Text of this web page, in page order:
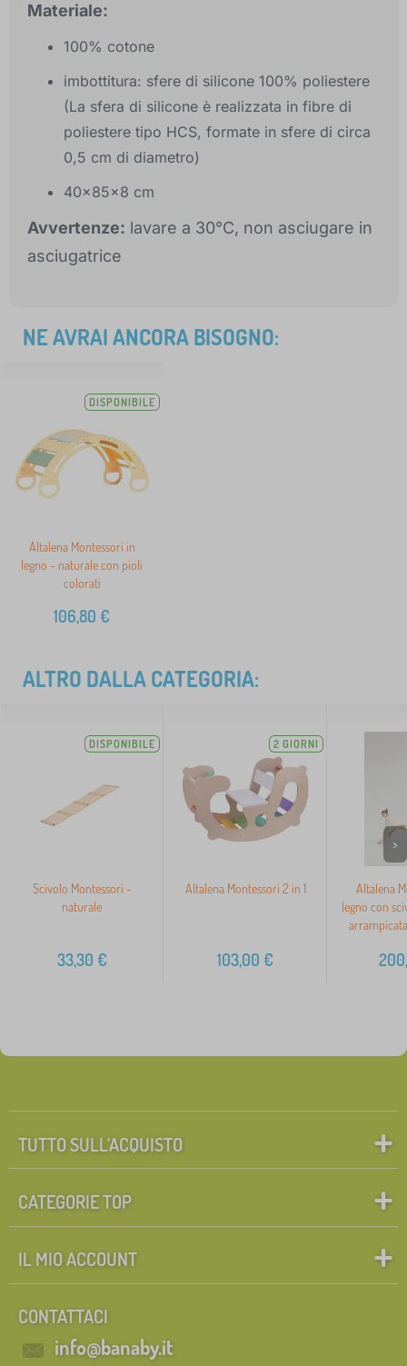
Materiale:
100% cotone
imbottitura: sfere di silicone 100% poliestere
(La sfera di silicone è realizzata in fibre di
poliestere tipo HCS, formate in sfere di circa
0,5 cm di diametro)
40x85x8 cm
Avvertenze: lavare a 30°C, non asciugare in
asciugatrice
NE AVRAI ANCORA BISOGNO:
DISPONIBILE
Altalena Montessori in
legno - naturale con pioli
colorati
106,80 €
ALTRO DALLA CATEGORIA:
DISPONIBILE
Scivolo Montessori -
naturale
33,30 €
2 GIORNI
Altalena Montessori 2 in 1
103,00 €
Altalena
legno con
>
TUTTO SULL’ACQUISTO
CATEGORIE TOP
IL MIO ACCOUNT
CONTATTACI
info@banaby.it